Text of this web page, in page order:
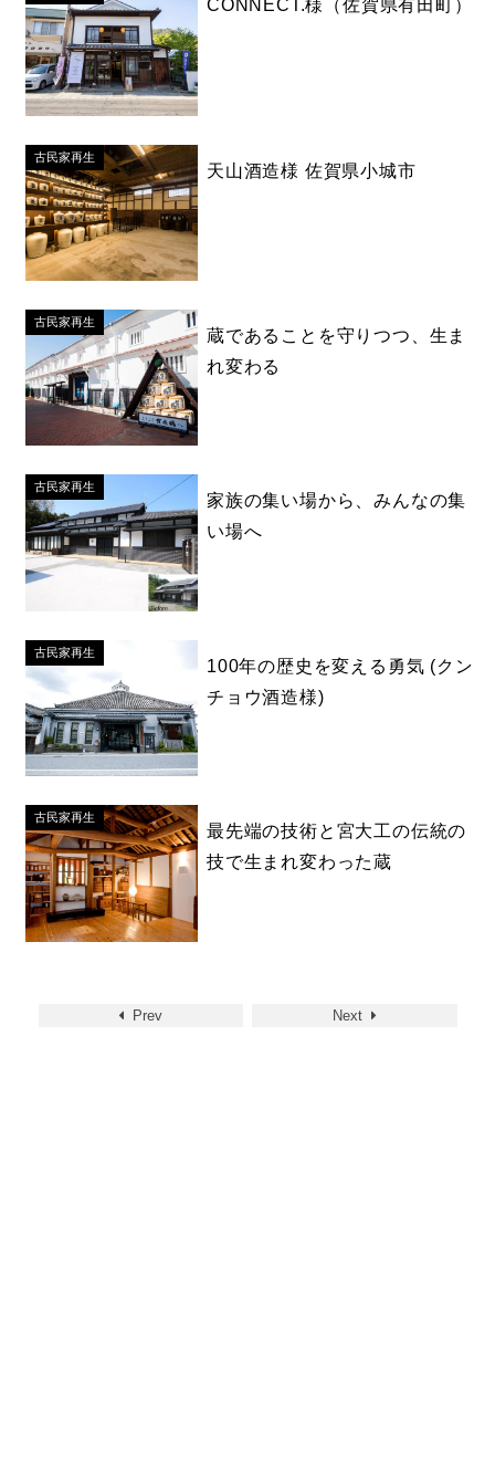
CONNECT.様（佐賀県有田町）
古民家再生
天山酒造様 佐賀県小城市
古民家再生
蔵であることを守りつつ、生ま
れ変わる
古民家再生
家族の集い場から、みんなの集
い場へ
古民家再生
100年の歴史を変える勇気 (クン
チョウ酒造様)
古民家再生
最先端の技術と宮大工の伝統の
技で生まれ変わった蔵
Prev Next